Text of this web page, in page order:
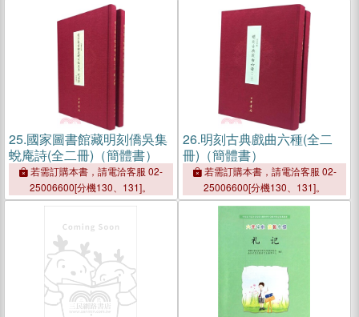
25.國家圖書館藏明刻僑吳集
蛻庵詩(全二冊)（簡體書）
若需訂購本書，請電洽客服 02-
25006600[分機130、131]。
26.明刻古典戲曲六種(全二
冊)（簡體書）
若需訂購本書，請電洽客服 02-
25006600[分機130、131]。